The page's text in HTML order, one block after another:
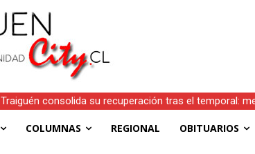
Traiguén consolida su recuperación tras el temporal:
COLUMNAS REGIONAL OBITUARIOS